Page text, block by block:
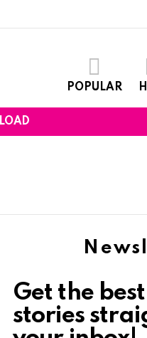
POPULAR
Get the
stories